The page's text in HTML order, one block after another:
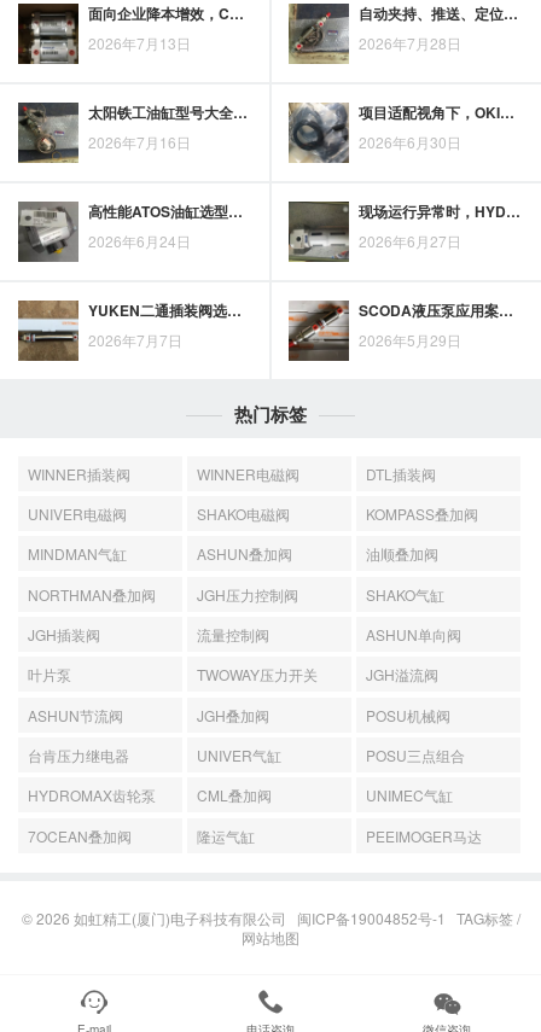
面向企业降本增效，CKD气缸的选型价值
2026年7月13日
自动夹持、推送、定位与搬运设备中，Bimba气缸的适用场景如何核对？
2026年7月28日
太阳铁工油缸型号大全选型，压力、行程、负载及连接尺寸应同步确认
2026年7月16日
项目适配视角下，OKINA滑台气缸的应用场景与执行精度价值
2026年6月30日
高性能ATOS油缸选型应关注工况参数与安装匹配
2026年6月24日
现场运行异常时，HYDROMAX电动液压泵可按电源、电机与油路逐项排查
2026年6月27日
YUKEN二通插装阀选型要看哪些关键参数与工况条件
2026年7月7日
SCODA液压泵应用案例：从现场工况看设备动力支持价值
2026年5月29日
热门标签
WINNER插装阀 WINNER电磁阀
DTL插装阀
UNIVER电磁阀
SHAKO电磁阀
KOMPASS叠加阀
MINDMAN气缸
ASHUN叠加阀
油顺叠加阀
NORTHMAN叠加阀
JGH压力控制阀
SHAKO气缸
JGH插装阀
流量控制阀
ASHUN单向阀
叶片泵
TWOWAY压力开关
JGH溢流阀
ASHUN节流阀
JGH叠加阀
POSU机械阀
台肯压力继电器
UNIVER气缸
POSU三点组合
HYDROMAX齿轮泵
CML叠加阀
UNIMEC气缸
7OCEAN叠加阀
隆运气缸 PEEIMOGER马达
© 2026 如虹精工(厦门)电子科技有限公司 闽ICP备19004852号-1 TAG标签/
网站地图
  